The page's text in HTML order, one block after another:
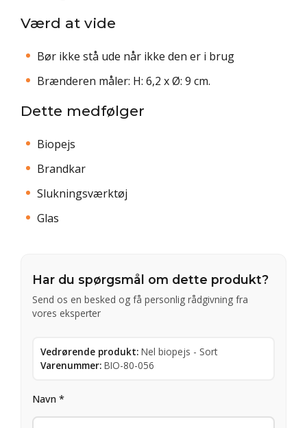
Værd at vide
Bør ikke stå ude når ikke den er i brug
Brænderen måler: H: 6,2 x Ø: 9 cm.
Dette medfølger
Biopejs
Brandkar
Slukningsværktøj
Glas
Har du spørgsmål om dette produkt?
Send os en besked og få personlig rådgivning fra
vores eksperter
Vedrørende produkt: Nel biopejs - Sort
Varenummer: BIO-80-056
Navn *